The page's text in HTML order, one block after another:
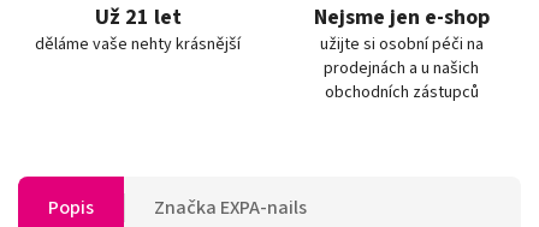
Už 21 let
děláme vaše nehty krásnější
Nejsme jen e-shop
užijte si osobní péči na
prodejnách a u našich
obchodních zástupců
Popis Značka EXPA-nails